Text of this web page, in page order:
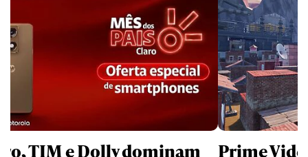
TIM e Dolly dominam Prime